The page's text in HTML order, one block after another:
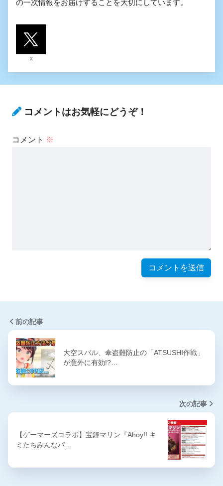
の一次情報をお届けすることを大切にしています。
X
コメントはお気軽にどうぞ！
コメント ※
前の記事
大空スバル、傘盗難防止の「ATSUSHI作戦」
が意外に有効!?…
次の記事
【ゲーマーズコラボ】宝鐘マリン『Ahoy!! キ
ミたちみんなパ…